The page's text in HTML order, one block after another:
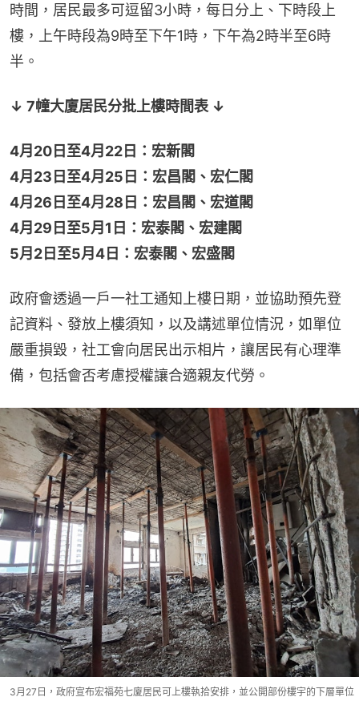
時間，居民最多可逗留3小時，每日分上、下時段上
樓，上午時段為9時至下午1時，下午為2時半至6時
半。
↓ 7幢大廈居民分批上樓時間表 ↓
4月20日至4月22日：宏新閣
4月23日至4月25日：宏昌閣、宏仁閣
4月26日至4月28日：宏昌閣、宏道閣
4月29日至5月1日：宏泰閣、宏建閣
5月2日至5月4日：宏泰閣、宏盛閣
政府會透過一戶一社工通知上樓日期，並協助預先登
記資料、發放上樓須知，以及講述單位情況，如單位
嚴重損毀，社工會向居民出示相片，讓居民有心理準
備，包括會否考慮授權讓合適親友代勞。
3月27日，政府宣布宏福苑七廈居民可上樓執拾安排，並公開部份樓宇的下層單位